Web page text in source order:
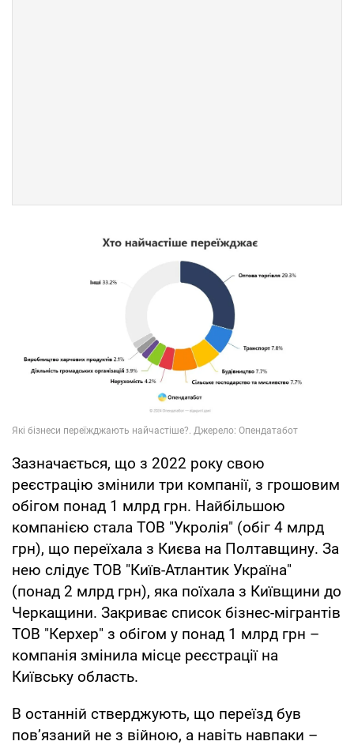
Зазначається, що з 2022 року свою
реєстрацію змінили три компанії, з грошовим
обігом понад 1 млрд грн. Найбільшою
компанією стала ТОВ "Укролія" (обіг 4 млрд
грн), що переїхала з Києва на Полтавщину. За
нею слідує ТОВ "Київ-Атлантик Україна"
(понад 2 млрд грн), яка поїхала з Київщини до
Черкащини. Закриває список бізнес-мігрантів
ТОВ "Керхер" з обігом у понад 1 млрд грн –
компанія змінила місце реєстрації на
Київську область.
В останній стверджують, що переїзд був
пов’язаний не з війною, а навіть навпаки –